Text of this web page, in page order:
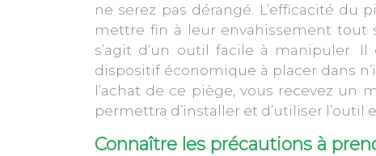
ne serez pas dérangé. L’efficacité du
mettre fin à leur envahissement tout
s’agit d’un outil facile à manipuler.
dispositif économique à placer dans
l’achat de ce piège, vous recevez un
permettra d’installer et d’utiliser l’outil
Connaître les précautions à